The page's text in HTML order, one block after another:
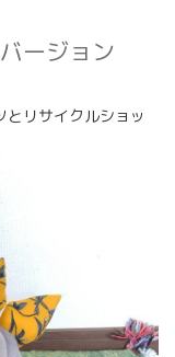
ージョン
リサイクルショッ